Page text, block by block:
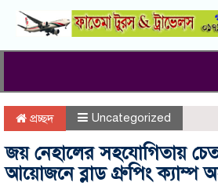
প্রচ্ছদ Uncategorized
জয় নেহালের সহযোগিতায়
আয়োজনে ব্লাড গ্রুপিং ক্যাম্প